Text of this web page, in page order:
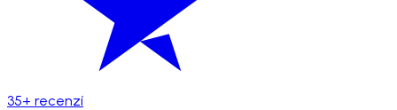
35+ recenzí